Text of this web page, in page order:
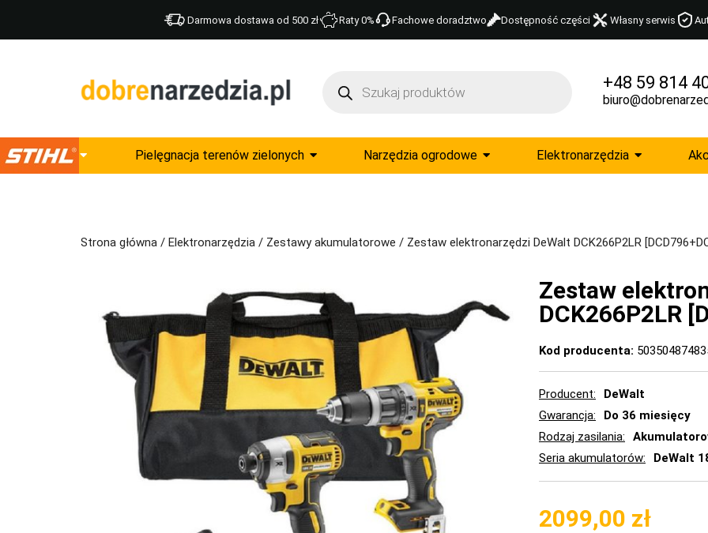
Darmowa dostawa od 500 zł Raty 0% Fachowe doradztwo Dostępność części Własny serwis
+48 59 814
Pielęgnacja terenów zielonych Narzędzia ogrodowe Elektronarzędzia
Strona główna / Elektronarzędzia / Zestawy akumulatorowe / Zestaw elektronarzędzi DeWalt DCK266P2LR
Zestaw
DCK266P2LR
Kod producenta:
Producent
DeWalt
Gwarancja
Do 36 miesięcy
Rodzaj zasilania
Seria akumulatorów
DeWalt
2099,00 zł